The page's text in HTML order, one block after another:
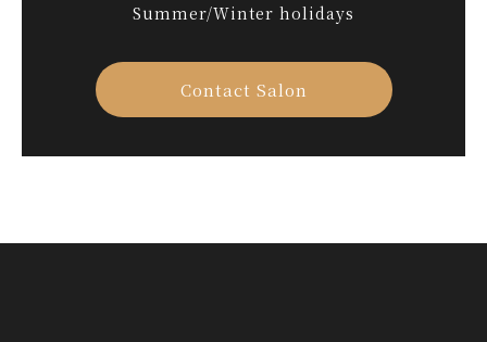
Summer/Winter holidays
Contact Salon